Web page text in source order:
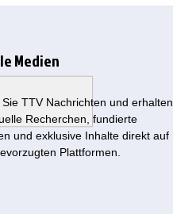
Wo befinden wir uns im
TTV Nachrichten und erhalten
Recherchen, fundierte
und exklusive Inhalte direkt auf
Plattformen.
Medien